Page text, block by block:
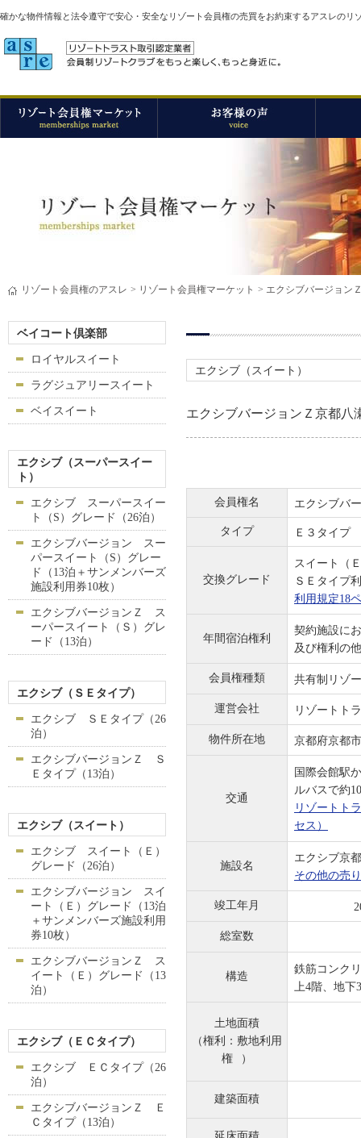
確かな物件情報と法令遵守で安心・安全なリゾート会員権の売買をお約束するアスレのリ
リゾート会員権のアスレ > リゾート会員権マーケット > エクシブバージョン
ベイコート倶楽部
ロイヤルスイート
ラグジュアリースイート
ベイスイート
エクシブ（スーパースイー
ト）
エクシブ スーパースイー
ト（S）グレード（26泊）
エクシブバージョン スー
パースイート（S）グレー
ド（13泊＋サンメンバーズ
施設利用券10枚）
エクシブバージョンＺ ス
ーパースイート（Ｓ）グレ
ード（13泊）
エクシブ（ＳＥタイプ）
エクシブ ＳＥタイプ（26
泊）
エクシブバージョンＺ Ｓ
Ｅタイプ（13泊）
エクシブ（スイート）
エクシブ スイート（Ｅ）
グレード（26泊）
エクシブバージョン スイ
ート（Ｅ）グレード（13泊
＋サンメンバーズ施設利用
券10枚）
エクシブバージョンＺ ス
イート（Ｅ）グレード（13
泊）
エクシブ（ＥＣタイプ）
エクシブ ＥＣタイプ（26
泊）
エクシブバージョンＺ Ｅ
Ｃタイプ（13泊）
エクシブ（スイート）
エクシブバージョンＺ京都
会員権名 エクシブバ
タイプ Ｅ３タイプ
交換グレード
スイート（
ＳＥタイプ
利用規定18
年間宿泊権利
契約施設に
及び権利の
会員権種類 共有制リゾ
運営会社 リゾートト
物件所在地 京都府京都
交通
国際会館駅
ルバスで約
リゾートト
セス）
施設名
エクシブ京
その他の売
竣工年月
総室数
構造
鉄筋コンク
上4階、地下
土地面積
（権利： 敷地利用
権
）
建築面積